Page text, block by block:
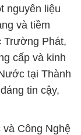
nguyên liệu
và tiềm
Trường Phát,
cấp và kinh
tại Thành
tin cậy,
Công Nghệ